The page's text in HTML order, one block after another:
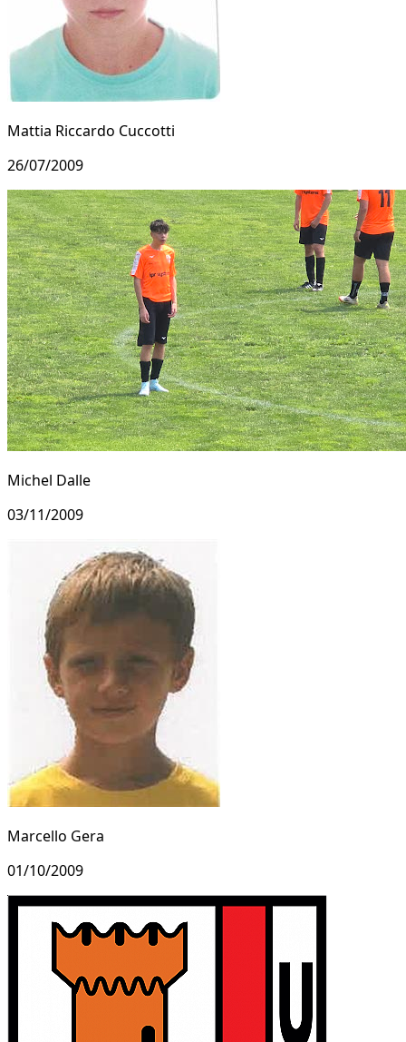
Mattia Riccardo Cuccotti
26/07/2009
Michel Dalle
03/11/2009
Marcello Gera
01/10/2009